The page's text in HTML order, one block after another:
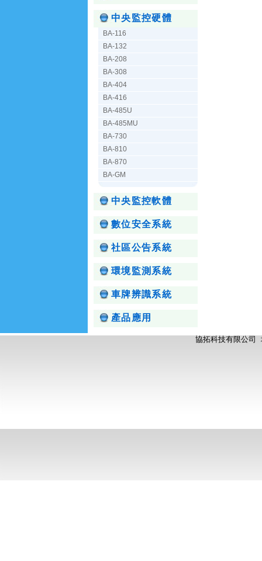
中央監控硬體
BA-116
BA-132
BA-208
BA-308
BA-404
BA-416
BA-485U
BA-485MU
BA-730
BA-810
BA-870
BA-GM
中央監控軟體
數位安全系統
社區公告系統
環境監測系統
車牌辨識系統
產品應用
協拓科技有限公司